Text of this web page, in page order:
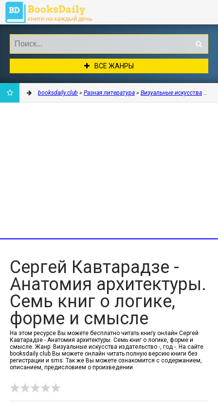
ВСЕ ЖАНРЫ
booksdaily.club » Разная литература » Визуальные искусства »
Сергей Кавтарадзе -
Анатомия архитектуры.
Семь книг о логике,
форме и смысле
На этом ресурсе Вы можете бесплатно читать книгу онлайн Сергей
Кавтарадзе - Анатомия архитектуры. Семь книг о логике, форме и
смысле. Жанр: Визуальные искусства издательство -, год -. На сайте
booksdaily.club Вы можете онлайн читать полную версию книги без
регистрации и sms. Так же Вы можете ознакомится с содержанием,
описанием, предисловием о произведении